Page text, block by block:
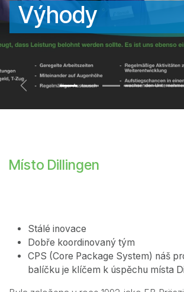
Výhody
Previous
Místo Dillingen
Stálé inovace
Dobře koordinovaný tým
CPS (Core Package System) náš
balíčku je klíčem k úspěchu místa